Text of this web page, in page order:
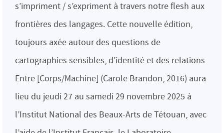
s’impriment / s’expriment à travers notre flesh aux
frontières des langages. Cette nouvelle édition,
toujours axée autour des questions de
cartographies sensibles, d’identité et des relations
Entre [Corps/Machine] (Carole Brandon, 2016) aura
lieu du jeudi 27 au samedi 29 novembre 2025 à
l’Institut National des Beaux-Arts de Tétouan, avec